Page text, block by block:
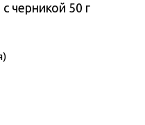
черникой 50 г